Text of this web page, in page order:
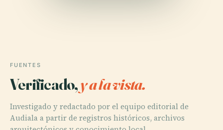
FUENTES
Verificado,y a la vista.
Investigado y redactado por el equipo editorial de
Audiala a partir de registros históricos, archivos